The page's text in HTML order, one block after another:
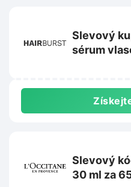
Slevový
sérum
Slevový
30 ml za